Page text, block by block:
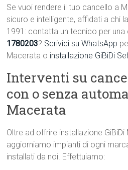
Se vuoi rendere il tuo cancello a
sicuro e intelligente, affidati a chi
1991: contatta un tecnico per
1780203? Scrivici su WhatsApp
Macerata o installazione GiBiDi
Interventi su
con o senza
Macerata
Oltre ad offrire installazione
aggiorniamo impianti di ogni
installati da noi. Effettuiamo: